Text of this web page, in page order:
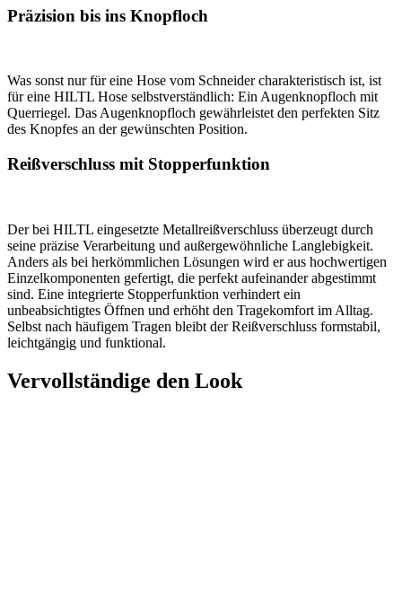
Präzision bis ins Knopfloch
Was sonst nur für eine Hose vom Schneider charakteristisch ist, ist
für eine HILTL Hose selbstverständlich: Ein Augenknopfloch mit
Querriegel. Das Augenknopfloch gewährleistet den perfekten Sitz
des Knopfes an der gewünschten Position.
Reißverschluss mit Stopperfunktion
Der bei HILTL eingesetzte Metallreißverschluss überzeugt durch
seine präzise Verarbeitung und außergewöhnliche Langlebigkeit.
Anders als bei herkömmlichen Lösungen wird er aus hochwertigen
Einzelkomponenten gefertigt, die perfekt aufeinander abgestimmt
sind. Eine integrierte Stopperfunktion verhindert ein
unbeabsichtigtes Öffnen und erhöht den Tragekomfort im Alltag.
Selbst nach häufigem Tragen bleibt der Reißverschluss formstabil,
leichtgängig und funktional.
Vervollständige den Look